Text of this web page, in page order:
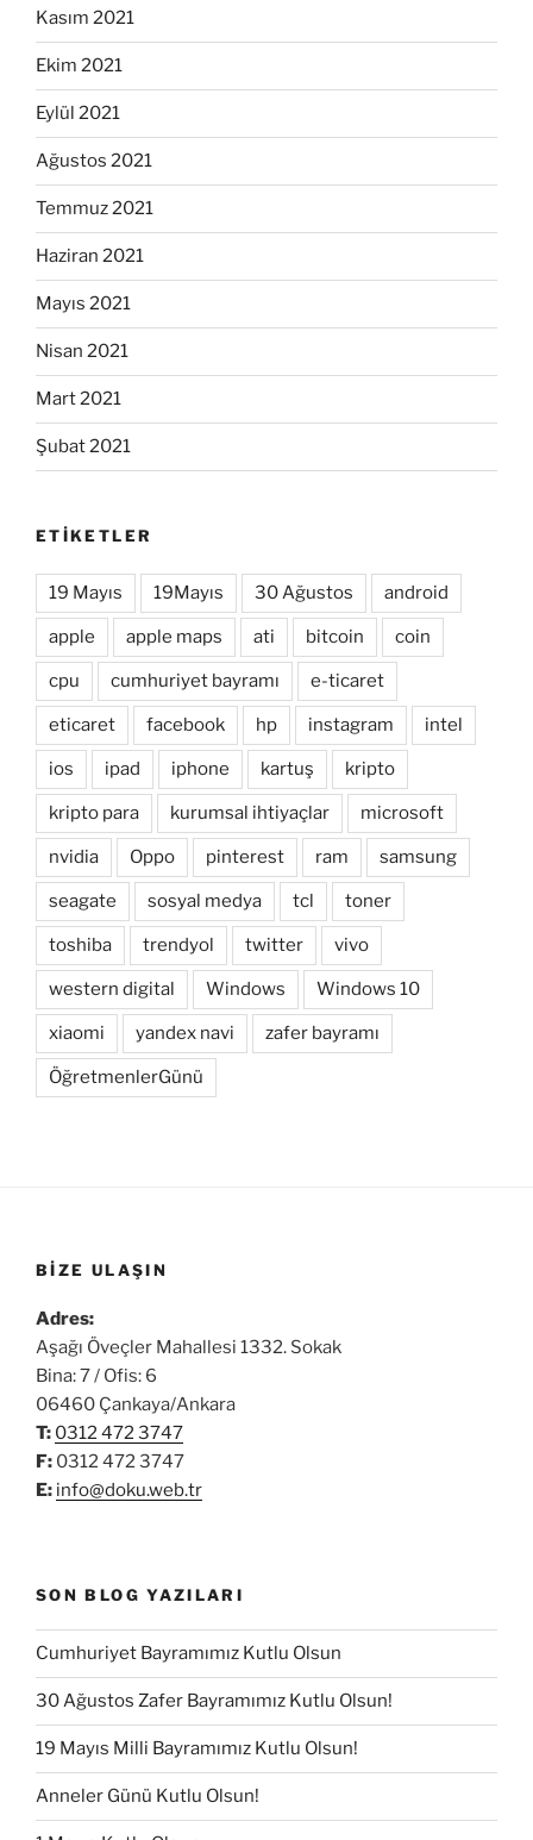
Kasım 2021
Ekim 2021
Eylül 2021
Ağustos 2021
Temmuz 2021
Haziran 2021
Mayıs 2021
Nisan 2021
Mart 2021
Şubat 2021
ETIKETLER
19 Mayıs 19Mayıs 30 Ağustos android
apple apple maps ati bitcoin coin
cpu cumhuriyet bayramı e-ticaret
eticaret facebook hp instagram intel
ios ipad iphone kartuş kripto
kripto para kurumsal ihtiyaçlar microsoft
nvidia Oppo pinterest ram samsung
seagate sosyal medya tcl toner
toshiba trendyol twitter vivo
western digital Windows Windows 10
xiaomi yandex navi zafer bayramı
ÖğretmenlerGünü
BIZE ULAŞIN
Adres:
Aşağı Öveçler Mahallesi 1332. Sokak
Bina: 7 / Ofis: 6
06460 Çankaya/Ankara
T: 0312 472 3747
F: 0312 472 3747
E: info@doku.web.tr
SON BLOG YAZILARI
Cumhuriyet Bayramımız Kutlu Olsun
30 Ağustos Zafer Bayramımız Kutlu Olsun!
19 Mayıs Milli Bayramımız Kutlu Olsun!
Anneler Günü Kutlu Olsun!